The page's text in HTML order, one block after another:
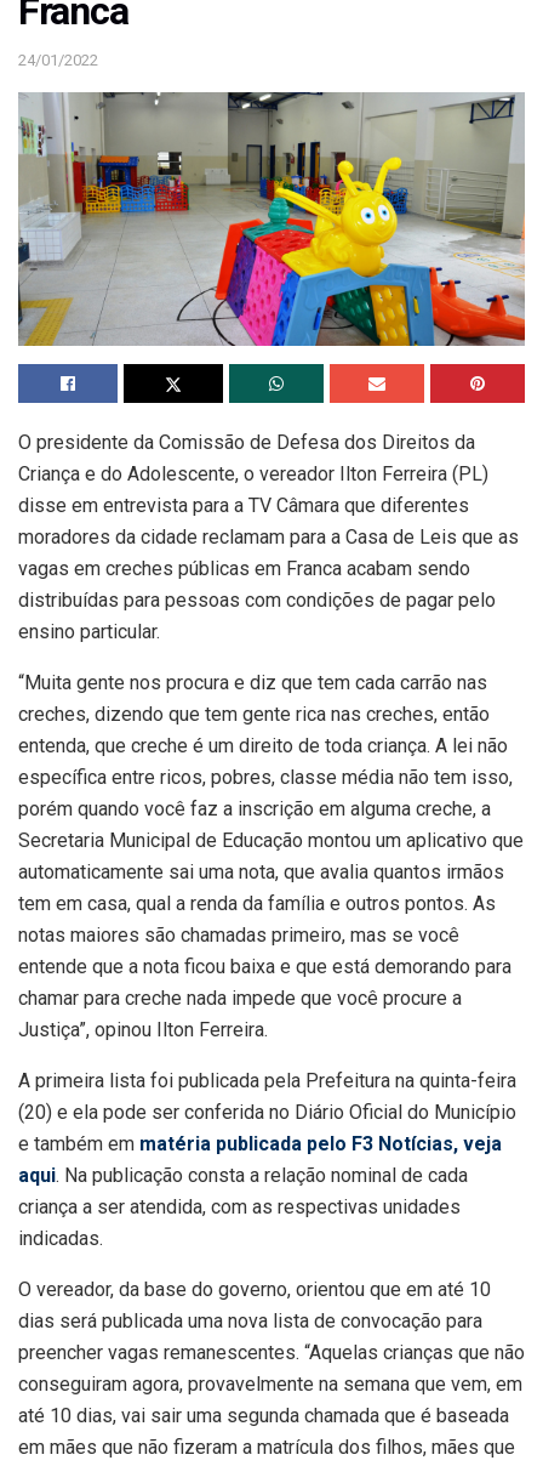
Franca
24/01/2022
O presidente da Comissão de Defesa dos Direitos da
Criança e do Adolescente, o vereador Ilton Ferreira (PL)
disse em entrevista para a TV Câmara que diferentes
moradores da cidade reclamam para a Casa de Leis que as
vagas em creches públicas em Franca acabam sendo
distribuídas para pessoas com condições de pagar pelo
ensino particular.
“Muita gente nos procura e diz que tem cada carrão nas
creches, dizendo que tem gente rica nas creches, então
entenda, que creche é um direito de toda criança. A lei não
específica entre ricos, pobres, classe média não tem isso,
porém quando você faz a inscrição em alguma creche, a
Secretaria Municipal de Educação montou um aplicativo que
automaticamente sai uma nota, que avalia quantos irmãos
tem em casa, qual a renda da família e outros pontos. As
notas maiores são chamadas primeiro, mas se você
entende que a nota ficou baixa e que está demorando para
chamar para creche nada impede que você procure a
Justiça”, opinou Ilton Ferreira.
A primeira lista foi publicada pela Prefeitura na quinta-feira
(20) e ela pode ser conferida no Diário Oficial do Município
e também em matéria publicada pelo F3 Notícias, veja
aqui. Na publicação consta a relação nominal de cada
criança a ser atendida, com as respectivas unidades
indicadas.
O vereador, da base do governo, orientou que em até 10
dias será publicada uma nova lista de convocação para
preencher vagas remanescentes. “Aquelas crianças que não
conseguiram agora, provavelmente na semana que vem, em
até 10 dias, vai sair uma segunda chamada que é baseada
em mães que não fizeram a matrícula dos filhos, mães que